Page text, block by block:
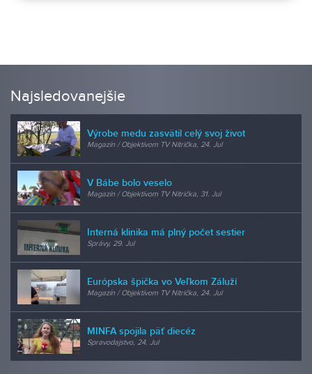
Najsledovanejšie
Výrobe medu zasvätil celý svoj život
Magazín / Objektívom TV Nitrička, 24. Jul
V Bábe bolo veselo
Magazín / Objektívom TV Nitrička, 31. Jul
Interná klinika má plný počet sestier
Správy, 29. Jul
Európska špička vo Veľkom Záluží
Magazín / Objektívom TV Nitrička, 24. Jul
MINFA spojila päť diecéz
Spravodajstvo, 24. Jul